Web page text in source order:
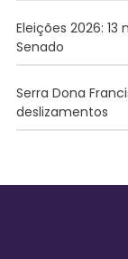
Eleições 2026:
Senado
Serra Dona
deslizamentos